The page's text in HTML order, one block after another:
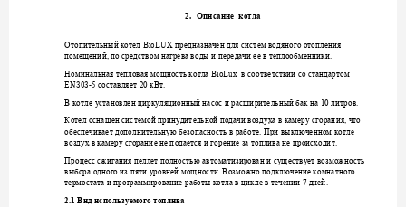
2. Описание  котла
Отопительный котел BioLUX предназначен для систем водяного отопления
помещений, по средством нагрева воды и передачи ее в теплообменники.
Номинальная тепловая мощность котла BioLux в соответствии со стандартом
EN303-5 составляет 20 кВт.
В котле установлен циркуляционный насос и расширительный бак на 10 литров.
Котел оснащен системой принудительной подачи воздуха в камеру сгорания, что
обеспечивает дополнительную безопасность в работе. При выключенном котле
воздух в камеру сгорание не подается и горение за топлива не происходит.
Процесс сжигания пеллет полностью автоматизирован и существует возможность
выбора одного из пяти уровней мощности. Возможно подключение комнатного
термостата и программирование работы котла в цикле в течении 7 дней.
2.1 Вид используемого топлива